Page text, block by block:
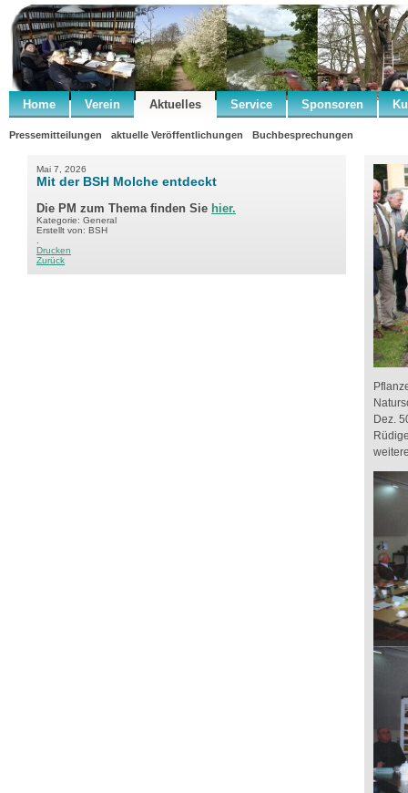
Home Verein Aktuelles Service Sponsoren
Pressemitteilungen aktuelle Veröffentlichungen Buchbesprechungen
Mai 7, 2026
Mit der BSH Molche entdeckt
Die PM zum Thema finden Sie hier.
Kategorie: General
Erstellt von: BSH
Drucken
Zurück
Dez.